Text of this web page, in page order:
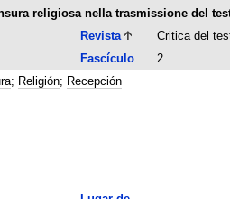
religiosa nella trasmissione del
Revista
Critica del
Fascículo
2
; Religión; Recepción